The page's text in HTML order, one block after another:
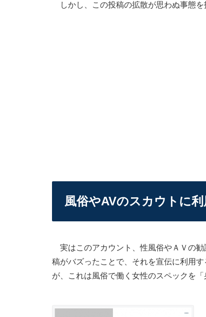
しかし、この投稿の拡散が思わぬ事態を
風俗やAVのスカウトに
実はこのアカウント、性風俗やＡＶの
稿がバズったことで、それを宣伝に利用
が、これは風俗で働く女性のスペックを「